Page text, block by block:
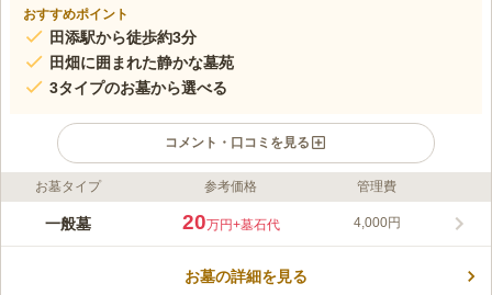
おすすめポイント
田添駅から徒歩約3分
田畑に囲まれた静かな墓苑
3タイプのお墓から選べる
コメント・口コミを見る
ライフドット編集部のコメント
立山ふるさと墓苑は、富山県中新川郡立山町にある寺院墓地で
墓の解体費用と永代供養がセットになったプランを付けることが
お墓タイプ 参考価格 管理費
一般墓 20万円+墓石代 4,000円
お墓の詳細を見る